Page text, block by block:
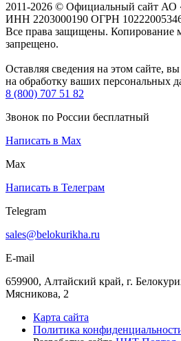
2011-2026 © Официальный сайт АО
ИНН 2203000190 ОГРН
Все права защищены. Копирование
запрещено.
Оставляя сведения на этом сайте,
на обработку ваших персональных
8 (800) 707 51 82
Звонок по России бесплатный
Написать в Max
Max
Написать в Телеграм
Telegram
sales@belokurikha.ru
E-mail
659900, Алтайский край, г.
Мясникова, 2
Карта сайта
Политика